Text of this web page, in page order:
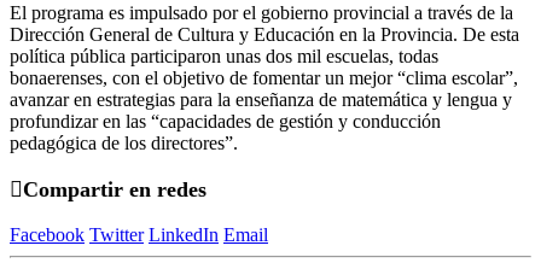
El programa es impulsado por el gobierno provincial a través de la
Dirección General de Cultura y Educación en la Provincia. De esta
política pública participaron unas dos mil escuelas, todas
bonaerenses, con el objetivo de fomentar un mejor “clima escolar”,
avanzar en estrategias para la enseñanza de matemática y lengua y
profundizar en las “capacidades de gestión y conducción
pedagógica de los directores”.
Compartir en redes
Facebook Twitter LinkedIn Email